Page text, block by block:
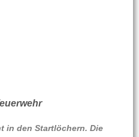
in den Startlöchern. Die